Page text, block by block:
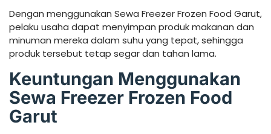
Dengan menggunakan Sewa Freezer Frozen Food Garut,
pelaku usaha dapat menyimpan produk makanan dan
minuman mereka dalam suhu yang tepat, sehingga
produk tersebut tetap segar dan tahan lama.
Keuntungan Menggunakan
Sewa Freezer Frozen Food
Garut